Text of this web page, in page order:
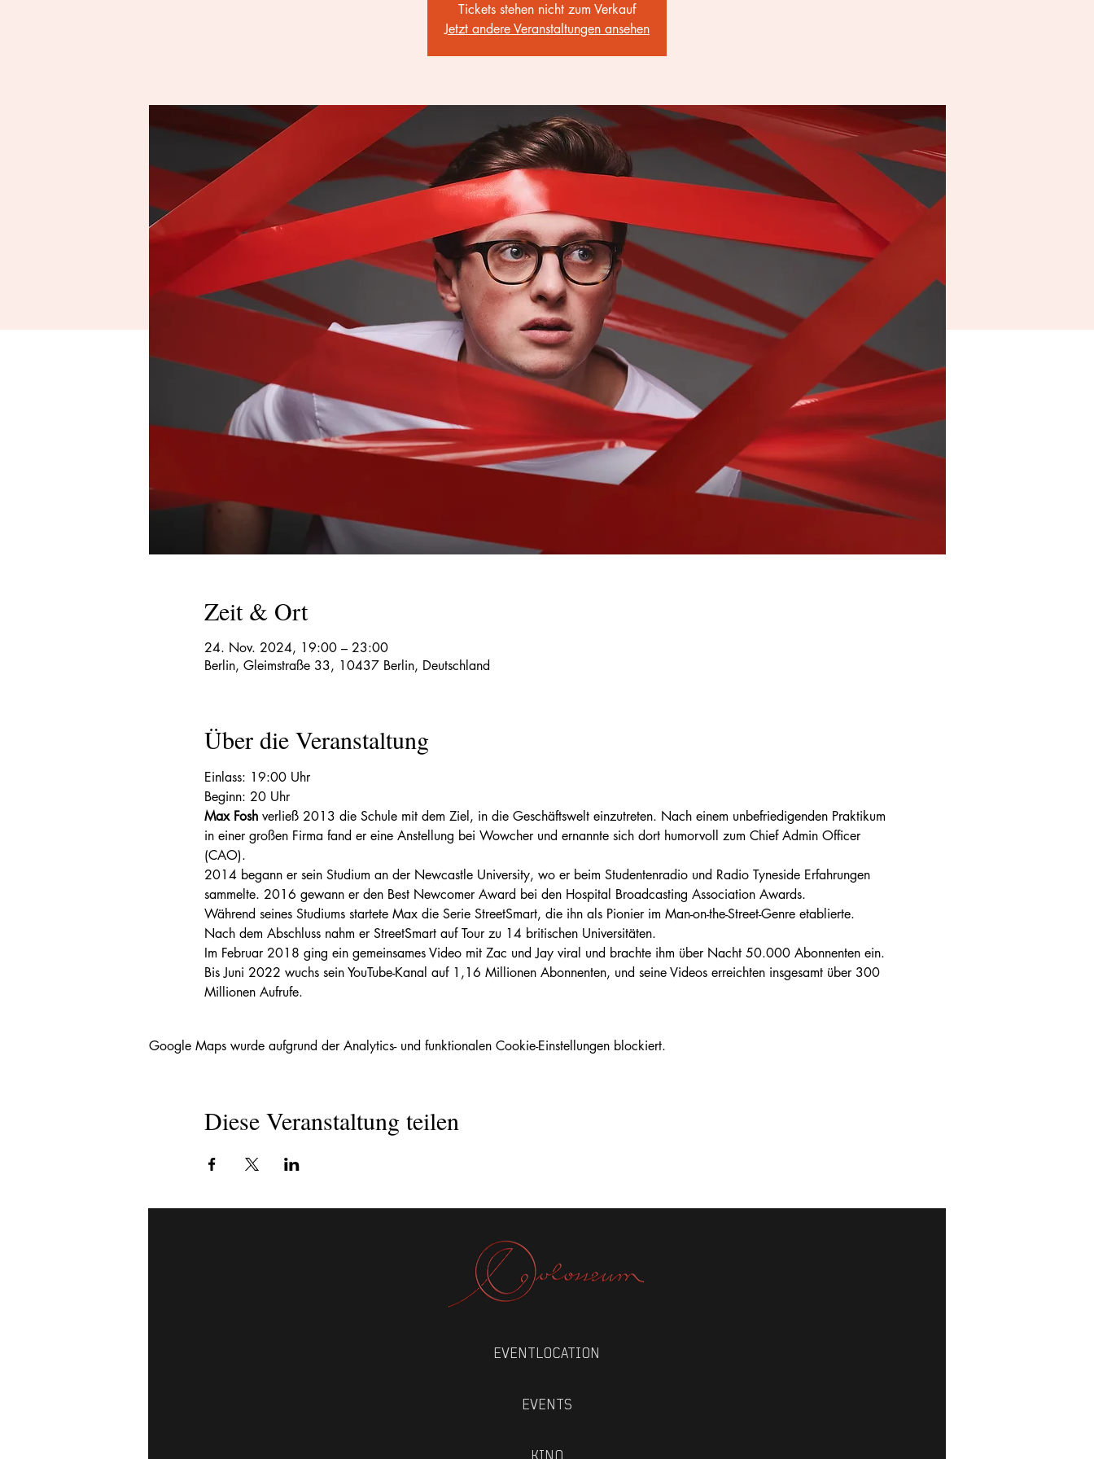
Tickets stehen nicht zum Verkauf
Jetzt andere Veranstaltungen ansehen
Zeit & Ort
24. Nov. 2024, 19:00 – 23:00
Berlin, Gleimstraße 33, 10437 Berlin, Deutschland
Über die Veranstaltung
Einlass: 19:00 Uhr
Beginn: 20 Uhr
Max Fosh verließ 2013 die Schule mit dem Ziel, in die Geschäftswelt einzutreten. Nach einem unbefriedigenden Praktikum
in einer großen Firma fand er eine Anstellung bei Wowcher und ernannte sich dort humorvoll zum Chief Admin Officer
(CAO).
2014 begann er sein Studium an der Newcastle University, wo er beim Studentenradio und Radio Tyneside Erfahrungen
sammelte. 2016 gewann er den Best Newcomer Award bei den Hospital Broadcasting Association Awards.
Während seines Studiums startete Max die Serie StreetSmart, die ihn als Pionier im Man-on-the-Street-Genre etablierte.
Nach dem Abschluss nahm er StreetSmart auf Tour zu 14 britischen Universitäten.
Im Februar 2018 ging ein gemeinsames Video mit Zac und Jay viral und brachte ihm über Nacht 50.000 Abonnenten ein.
Bis Juni 2022 wuchs sein YouTube-Kanal auf 1,16 Millionen Abonnenten, und seine Videos erreichten insgesamt über 300
Millionen Aufrufe.
Google Maps wurde aufgrund der Analytics- und funktionalen Cookie-Einstellungen blockiert.
Diese Veranstaltung teilen
EVENTLOCATION
EVENTS